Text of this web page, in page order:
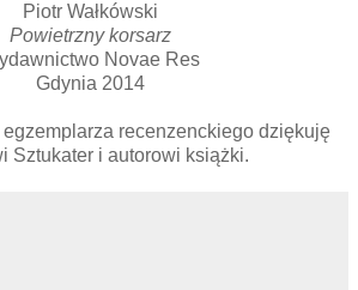
Piotr Wałkówski
Powietrzny korsarz
Novae Res
Gdynia 2014
recenzenckiego dziękuję
Sztukater i autorowi książki.